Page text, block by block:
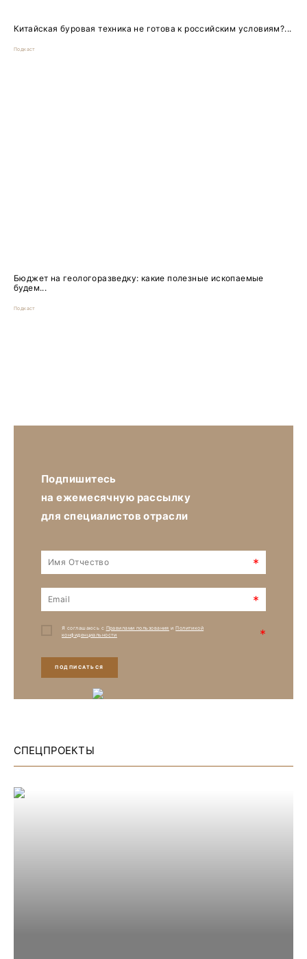
Китайская буровая техника не готова к российским условиям?...
Подкаст
Бюджет на геологоразведку: какие полезные ископаемые
будем...
Подкаст
Подпишитесь
на ежемесячную рассылку
для специалистов отрасли
*
*
Я соглашаюсь с Правилами пользования иПолитикой
конфиденциальности
*
ПОДПИСАТЬСЯ
СПЕЦПРОЕКТЫ